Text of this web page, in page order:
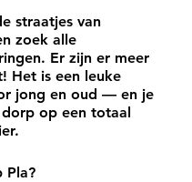
straatjes van
zoek alle
Er zijn er meer
Het is een leuke
jong en oud — en je
op een totaal
Pla?